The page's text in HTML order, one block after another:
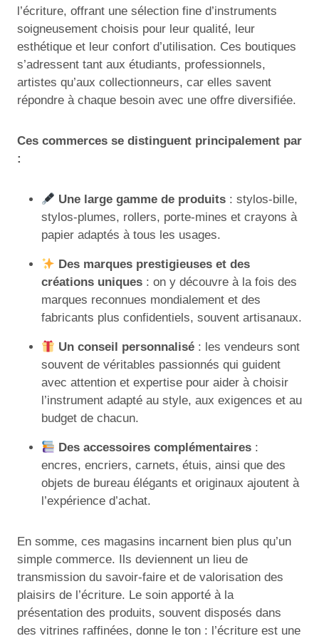
l’écriture, offrant une sélection fine d’instruments
soigneusement choisis pour leur qualité, leur
esthétique et leur confort d’utilisation. Ces boutiques
s’adressent tant aux étudiants, professionnels,
artistes qu’aux collectionneurs, car elles savent
répondre à chaque besoin avec une offre diversifiée.
Ces commerces se distinguent principalement par
:
Une large gamme de produits : stylos-bille,
stylos-plumes, rollers, porte-mines et crayons à
papier adaptés à tous les usages.
Des marques prestigieuses et des
créations uniques : on y découvre à la fois des
marques reconnues mondialement et des
fabricants plus confidentiels, souvent artisanaux.
Un conseil personnalisé : les vendeurs sont
souvent de véritables passionnés qui guident
avec attention et expertise pour aider à choisir
l’instrument adapté au style, aux exigences et au
budget de chacun.
Des accessoires complémentaires :
encres, encriers, carnets, étuis, ainsi que des
objets de bureau élégants et originaux ajoutent à
l’expérience d’achat.
En somme, ces magasins incarnent bien plus qu’un
simple commerce. Ils deviennent un lieu de
transmission du savoir-faire et de valorisation des
plaisirs de l’écriture. Le soin apporté à la
présentation des produits, souvent disposés dans
des vitrines raffinées, donne le ton : l’écriture est une